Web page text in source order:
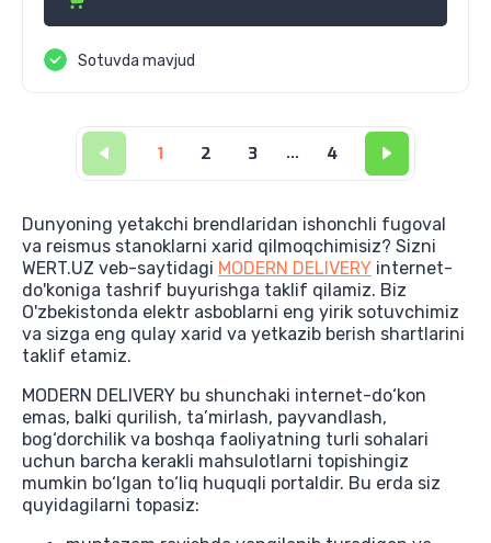
Sotuvda mavjud
1 2 3 ... 4
Dunyoning yetakchi brendlaridan ishonchli fugoval
va reismus stanoklarni xarid qilmoqchimisiz? Sizni
WERT.UZ veb-saytidagi MODERN DELIVERY internet-
do'koniga tashrif buyurishga taklif qilamiz. Biz
O'zbekistonda elektr asboblarni eng yirik sotuvchimiz
va sizga eng qulay xarid va yetkazib berish shartlarini
taklif etamiz.
MODERN DELIVERY bu shunchaki internet-do‘kon
emas, balki qurilish, ta’mirlash, payvandlash,
bog‘dorchilik va boshqa faoliyatning turli sohalari
uchun barcha kerakli mahsulotlarni topishingiz
mumkin bo‘lgan to‘liq huquqli portaldir. Bu erda siz
quyidagilarni topasiz: